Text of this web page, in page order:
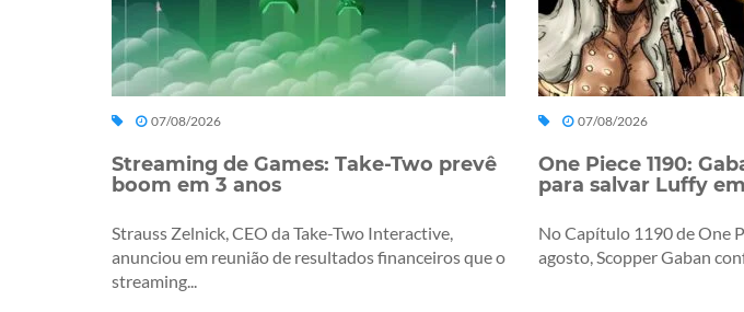
07/08/2026
Streaming de Games: Take-Two prevê
boom em 3 anos
Strauss Zelnick, CEO da Take-Two Interactive,
anunciou em reunião de resultados financeiros que o
streaming...
07/08/2026
One Piece 1190:
para salvar Luffy
No Capítulo 1190 de One
agosto, Scopper Gaban